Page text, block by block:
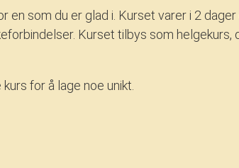
som du er glad i. Kurset varer i 2
Kurset tilbys som helgekurs,
for å lage noe unikt.